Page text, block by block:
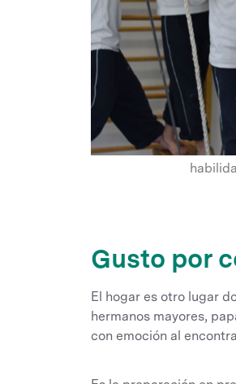
Gusto por
El hogar es otro lugar
hermanos mayores,
con emoción al